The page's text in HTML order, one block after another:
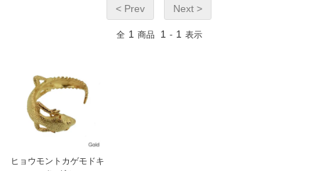
< Prev Next >
全 1 商品 1 - 1 表示
ヒョウモントカゲモドキ